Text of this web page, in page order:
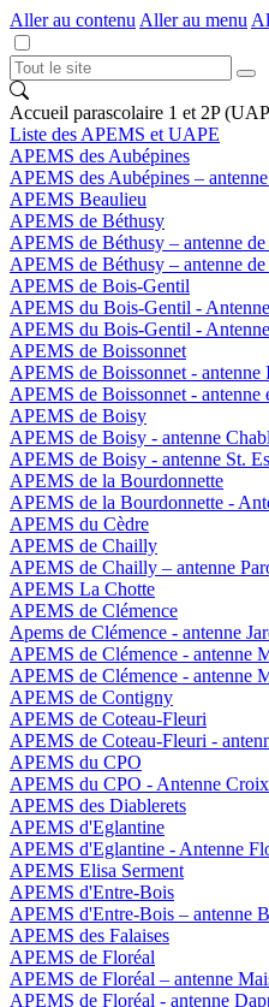
Aller au contenu Aller au menu
Accueil parascolaire 1 et 2P
Liste des APEMS et UAPE
APEMS des Aubépines
APEMS des Aubépines –
APEMS Beaulieu
APEMS de Béthusy
APEMS de Béthusy – antenne
APEMS de Béthusy – antenne de
APEMS de Bois-Gentil
APEMS du Bois-Gentil -
APEMS du Bois-Gentil -
APEMS de Boissonnet
APEMS de Boissonnet - antenne
APEMS de Boissonnet - antenne
APEMS de Boisy
APEMS de Boisy - antenne
APEMS de Boisy - antenne St.
APEMS de la Bourdonnette
APEMS de la Bourdonnette -
APEMS du Cèdre
APEMS de Chailly
APEMS de Chailly – antenne
APEMS La Chotte
APEMS de Clémence
Apems de Clémence - antenne
APEMS de Clémence - antenne
APEMS de Clémence - antenne
APEMS de Contigny
APEMS de Coteau-Fleuri
APEMS de Coteau-Fleuri -
APEMS du CPO
APEMS du CPO - Antenne
APEMS des Diablerets
APEMS d'Eglantine
APEMS d'Eglantine - Antenne
APEMS Elisa Serment
APEMS d'Entre-Bois
APEMS d'Entre-Bois – antenne
APEMS des Falaises
APEMS de Floréal
APEMS de Floréal – antenne
APEMS de Floréal - antenne